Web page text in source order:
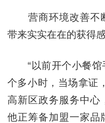
营商环境改善不
带来实实在在的获得感
“以前开个小餐馆
个多小时，当场拿证
高新区政务服务中心
他正筹备加盟一家品